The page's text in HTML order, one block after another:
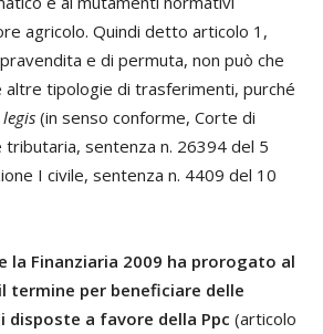
agricolo. Quindi detto articolo 1,
e di permuta, non può che
altre tipologie di trasferimenti, purché
(in senso conforme, Corte di
tributaria, sentenza n. 26394 del 5
I civile, sentenza n. 4409 del 10
la Finanziaria 2009 ha prorogato al
termine per beneficiare delle
disposte a favore della Ppc (articolo